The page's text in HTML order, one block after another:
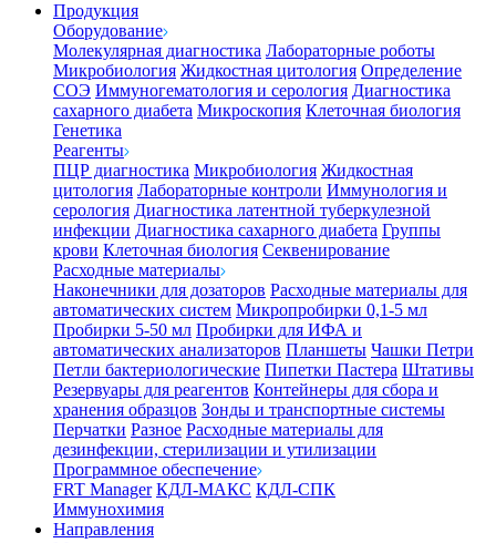
Продукция
Оборудование
Молекулярная диагностика Лабораторные роботы
Микробиология Жидкостная цитология Определение
СОЭ Иммуногематология и серология Диагностика
сахарного диабета Микроскопия Клеточная биология
Генетика
Реагенты
ПЦР диагностика Микробиология Жидкостная
цитология Лабораторные контроли Иммунология и
серология Диагностика латентной туберкулезной
инфекции Диагностика сахарного диабета Группы
крови Клеточная биология Секвенирование
Расходные материалы
Наконечники для дозаторов Расходные материалы для
автоматических систем Микропробирки 0,1-5 мл
Пробирки 5-50 мл Пробирки для ИФА и
автоматических анализаторов Планшеты Чашки Петри
Петли бактериологические Пипетки Пастера Штативы
Резервуары для реагентов Контейнеры для сбора и
хранения образцов Зонды и транспортные системы
Перчатки Разное Расходные материалы для
дезинфекции, стерилизации и утилизации
Программное обеспечение
FRT Manager КДЛ-МАКС КДЛ-СПК
Иммунохимия
Направления